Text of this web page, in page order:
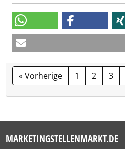
« Vorherige 1 2 3
MARKETINGSTELLENMARKT.DE